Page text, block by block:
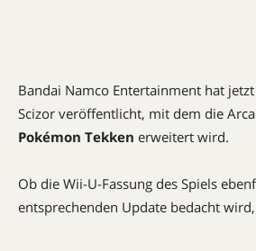
Bandai Namco Entertainment hat
Scizor veröffentlicht, mit dem die
Pokémon Tekken erweitert wird.
Ob die Wii-U-Fassung des Spiels
entsprechenden Update bedacht